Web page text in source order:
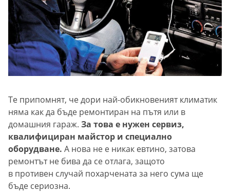
Те припомнят, че дори най-обикновеният климатик
няма как да бъде ремонтиран на пътя или в
домашния гараж. За това е нужен сервиз,
квалифициран майстор и специално
оборудване. А нова не е никак евтино, затова
ремонтът не бива да се отлага, защото
в противен случай похарчената за него сума ще
бъде сериозна.